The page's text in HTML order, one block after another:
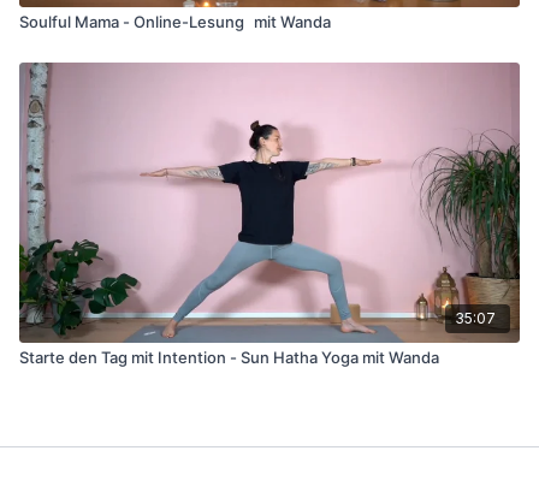
Soulful Mama - Online-Lesung mit Wanda
35:07
Starte den Tag mit Intention - Sun Hatha Yoga mit Wanda